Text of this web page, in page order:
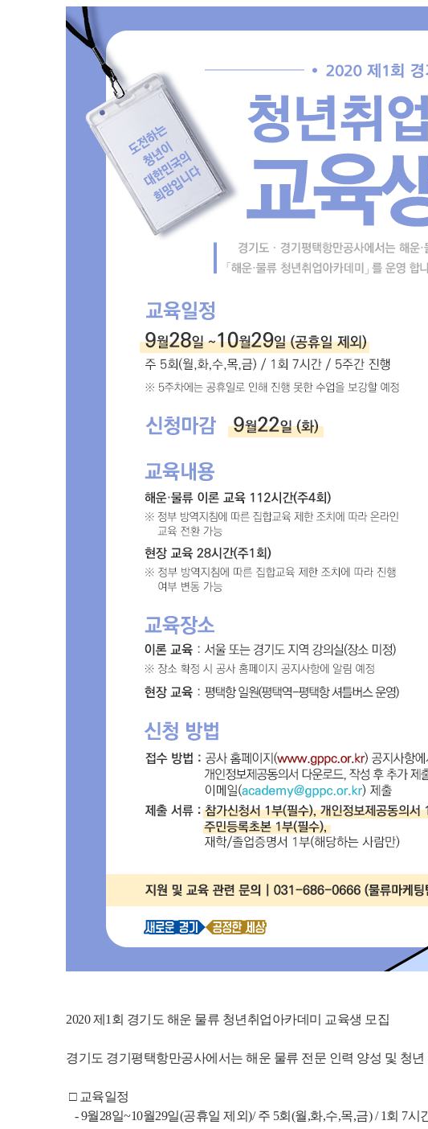
2020 제1회 경기도 해운 물류 청년취업아카데미 교육생 모집
경기도 경기평택항만공사에서는 해운 물류 전문 인력 양성 및 청
□ 교육일정
- 9월28일~10월29일(공휴일 제외)/ 주 5회(월,화,수,목,금) / 1회 7시